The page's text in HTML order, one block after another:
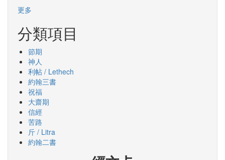
更多
分類項目
節期
神人
利帖 / Lethech
約翰三書
祝福
大齋期
信經
苦路
斤 / Litra
約翰二書